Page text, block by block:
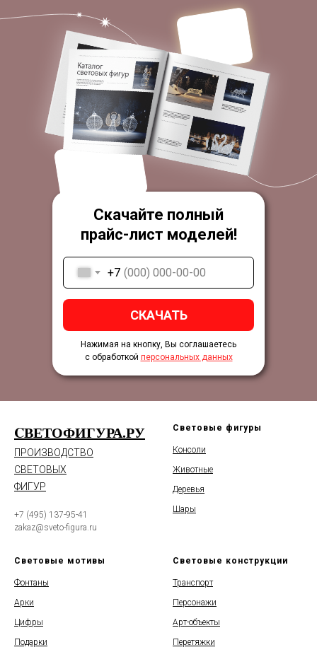
Скачайте полный
прайс-лист моделей!
+7
СКАЧАТЬ
Нажимая на кнопку, Вы соглашаетесь
с обработкой персональных данных
CВЕТОФИГУРА.РУ
ПРОИЗВОДСТВО
СВЕТОВЫХ
ФИГУР
+7 (495) 137-95-41
zakaz@sveto-figura.ru
Световые фигуры
Консоли
Животные
Деревья
Шары
Световые мотивы
Фонтаны
Арки
Цифры
Подарки
Световые конструкции
Транспорт
Персонажи
Арт-объекты
Перетяжки